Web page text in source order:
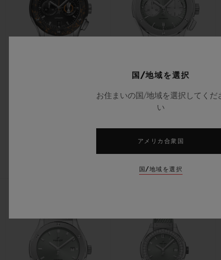
クロノグラフ UEFA ヨーロッパ
リーグ チタニウム カーボン
クラシック・フュージョン
クロノグラフ チタニウム セージ
グリーン 45MM
EUR 12,600
国/地域を選択
お住まいの国/地域を選択してくだ
い
アメリカ合衆国
国/地域を選択